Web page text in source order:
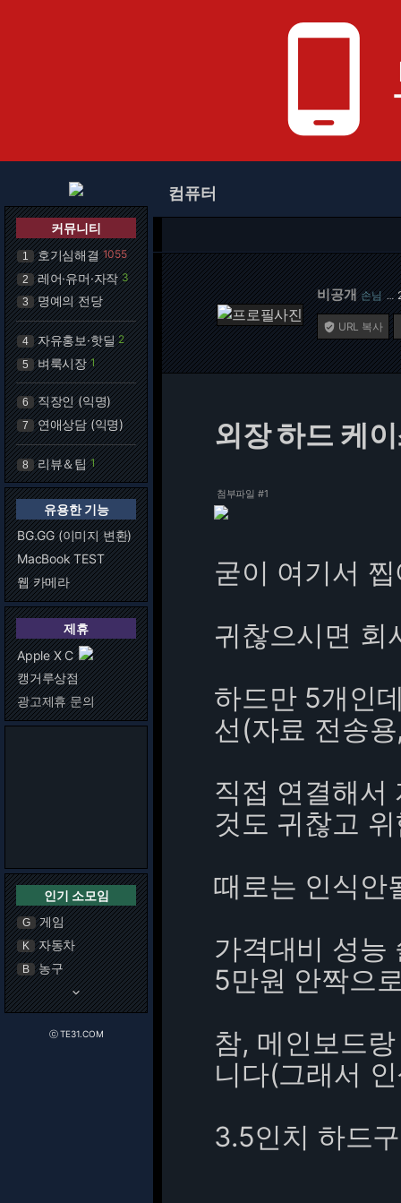
phone_android
커뮤니티
1 호기심해결 1055
2 레어·유머·자작 3
3 명예의 전당
4 자유홍보·핫딜 2
5 벼룩시장 1
6 직장인 (익명)
7 연애상담 (익명)
8 리뷰＆팁 1
유용한 기능
BG.GG (이미지 변환)
MacBook TEST
웹 카메라
제휴
Apple X C
캥거루상점
광고제휴 문의
인기 소모임
G 게임
K 자동차
B 농구
keyboard_arrow_down
ⓒ TE31.COM
컴퓨터
비공개 손님 …
 URL 복사
외장 하드 케
첨부파일 #1
굳이 여기서
귀찮으시면 회
하드만 5개인
선(자료 전송
직접 연결해서
것도 귀찮고
때로는 인식안
가격대비 성능
5만원 안짝으
참, 메인보드
니다(그래서
3.5인치 하드